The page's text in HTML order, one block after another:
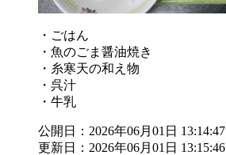
・ごはん
・魚のごま醤油焼き
・糸寒天の和え物
・呉汁
・牛乳
公開日：2026年06月01日 13:14:47
更新日：2026年06月01日 13:15:46